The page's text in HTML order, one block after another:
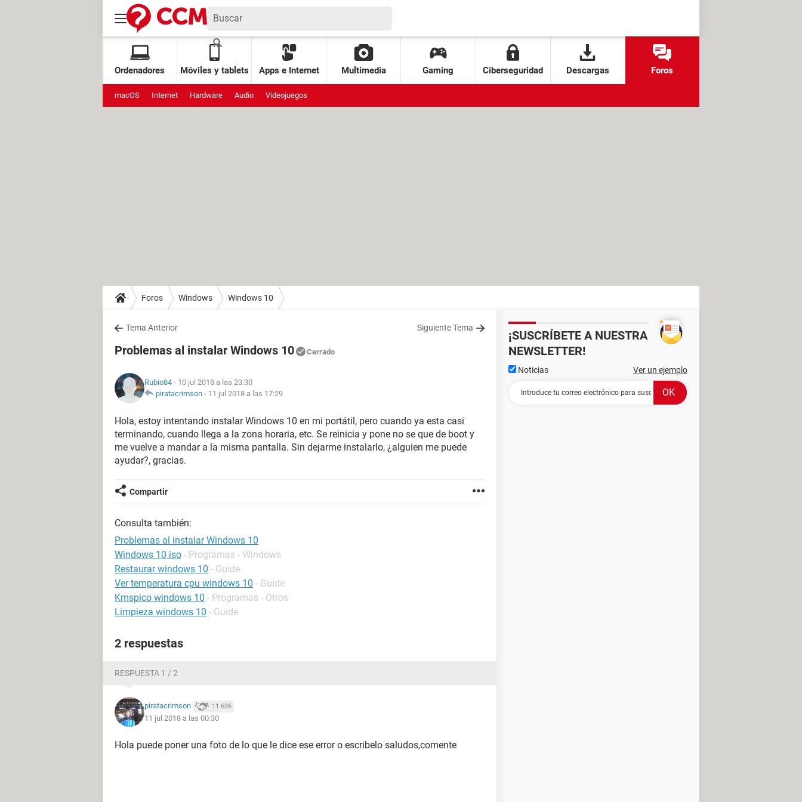
Ordenadores Móviles y tablets Apps e Internet Multimedia Gaming Ciberseguridad Descargas Foros
macOS Internet Hardware Audio Videojuegos
Foros Windows Windows 10
Tema Anterior Siguiente Tema
Problemas al instalar Windows 10 Cerrado
Rubio84 - 10 jul 2018 a las 23:30
piratacrimson - 11 jul 2018 a las 17:29
Hola, estoy intentando instalar Windows 10 en mi portátil, pero cuando ya esta casi
terminando, cuando llega a la zona horaria, etc. Se reinicia y pone no se que de boot y
me vuelve a mandar a la misma pantalla. Sin dejarme instalarlo, ¿alguien me puede
ayudar?, gracias.
Compartir
Consulta también:
Problemas al instalar Windows 10
Windows 10 iso - Programas - Windows
Restaurar windows 10 - Guide
Ver temperatura cpu windows 10 - Guide
Kmspico windows 10 - Programas - Otros
Limpieza windows 10 - Guide
2 respuestas
RESPUESTA 1 / 2
piratacrimson 11.636
11 jul 2018 a las 00:30
Hola puede poner una foto de lo que le dice ese error o escribelo saludos,comente
¡SUSCRÍBETE A NUESTRA
NEWSLETTER!
Noticias Ver un ejemplo